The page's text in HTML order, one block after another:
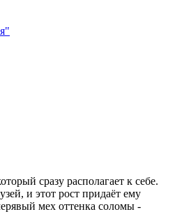
сразу располагает к себе.
и этот рост придаёт ему
мех оттенка соломы -